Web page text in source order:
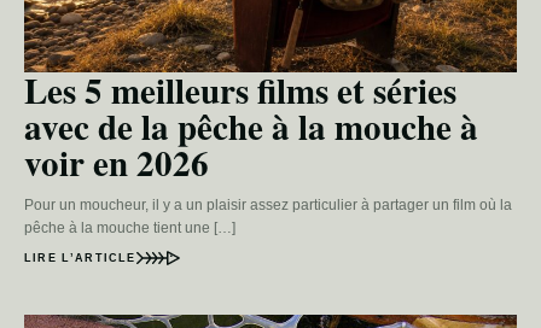
Les 5 meilleurs films et séries
avec de la pêche à la mouche à
voir en 2026
Pour un moucheur, il y a un plaisir assez particulier à partager un film où la
pêche à la mouche tient une […]
LIRE L’ARTICLE